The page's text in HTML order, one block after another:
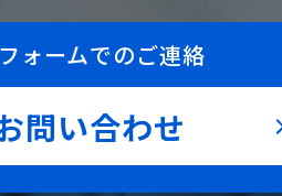
ォームでのご連絡
問い合わせ